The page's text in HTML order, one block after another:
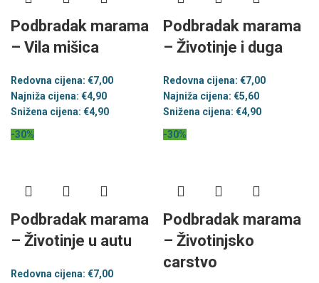
Podbradak marama
– Vila mišica
Redovna cijena: €7,00
Najniža cijena: €4,90
Snižena cijena: €4,90
Podbradak marama
– Životinje i duga
Redovna cijena: €7,00
Najniža cijena: €5,60
Snižena cijena: €4,90
-30%
Podbradak marama
– Životinje u autu
Redovna cijena: €7,00
-30%
Podbradak marama
– Životinjsko
carstvo